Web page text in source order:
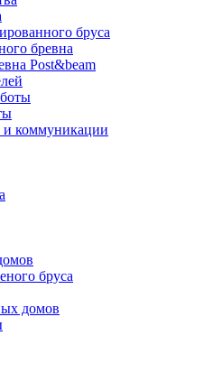
бруса
бревна
Post&beam
коммуникации
бруса
домов